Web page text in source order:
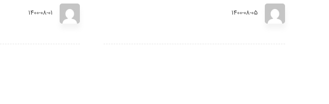
1400-08-05
1400-08-01